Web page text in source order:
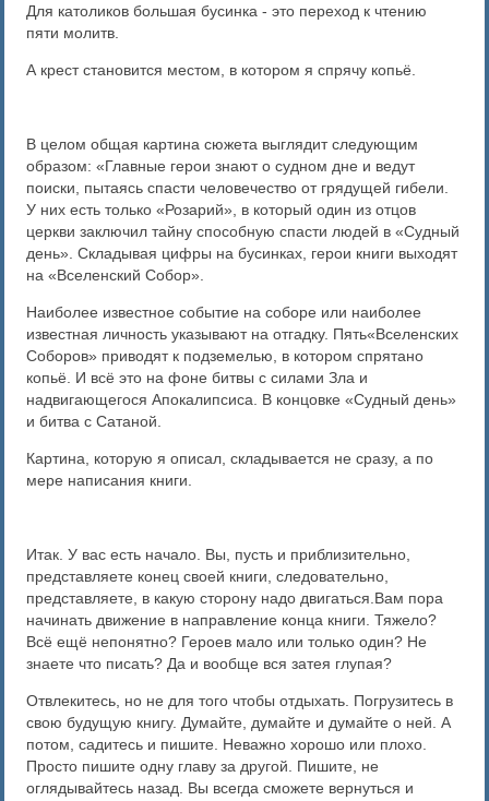
Для католиков большая бусинка - это переход к чтению
пяти молитв.
А крест становится местом, в котором я спрячу копьё.
В целом общая картина сюжета выглядит следующим
образом: «Главные герои знают о судном дне и ведут
поиски, пытаясь спасти человечество от грядущей гибели.
У них есть только «Розарий», в который один из отцов
церкви заключил тайну способную спасти людей в «Судный
день». Складывая цифры на бусинках, герои книги выходят
на «Вселенский Собор».
Наиболее известное событие на соборе или наиболее
известная личность указывают на отгадку. Пять«Вселенских
Соборов» приводят к подземелью, в котором спрятано
копьё. И всё это на фоне битвы с силами Зла и
надвигающегося Апокалипсиса. В концовке «Судный день»
и битва с Сатаной.
Картина, которую я описал, складывается не сразу, а по
мере написания книги.
Итак. У вас есть начало. Вы, пусть и приблизительно,
представляете конец своей книги, следовательно,
представляете, в какую сторону надо двигаться.Вам пора
начинать движение в направление конца книги. Тяжело?
Всё ещё непонятно? Героев мало или только один? Не
знаете что писать? Да и вообще вся затея глупая?
Отвлекитесь, но не для того чтобы отдыхать. Погрузитесь в
свою будущую книгу. Думайте, думайте и думайте о ней. А
потом, садитесь и пишите. Неважно хорошо или плохо.
Просто пишите одну главу за другой. Пишите, не
оглядывайтесь назад. Вы всегда сможете вернуться и